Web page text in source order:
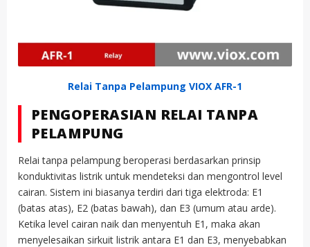
Relai Tanpa Pelampung VIOX AFR-1
PENGOPERASIAN RELAI TANPA
PELAMPUNG
Relai tanpa pelampung beroperasi berdasarkan prinsip
konduktivitas listrik untuk mendeteksi dan mengontrol level
cairan. Sistem ini biasanya terdiri dari tiga elektroda: E1
(batas atas), E2 (batas bawah), dan E3 (umum atau arde).
Ketika level cairan naik dan menyentuh E1, maka akan
menyelesaikan sirkuit listrik antara E1 dan E3, menyebabkan